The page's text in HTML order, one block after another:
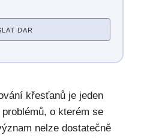
DAR
křesťanů je jeden
o kterém se
nelze dostatečně